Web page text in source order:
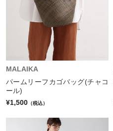
MALAIKA
パームリーフカゴバッグ(チャコ
ール)
¥1,500 （税込）